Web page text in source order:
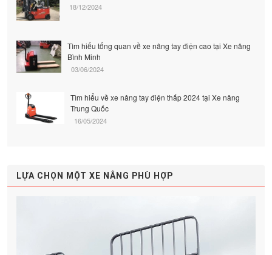
18/12/2024
Tìm hiểu tổng quan về xe nâng tay điện cao tại Xe nâng
Bình Minh
03/06/2024
Tìm hiểu về xe nâng tay điện thấp 2024 tại Xe nâng
Trung Quốc
16/05/2024
LỰA CHỌN MỘT XE NÂNG PHÙ HỢP